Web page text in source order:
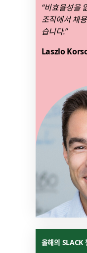
에
서
수
“비효율성을
조직에서 채
습니다.”
Laszlo
크올해의 SLACK